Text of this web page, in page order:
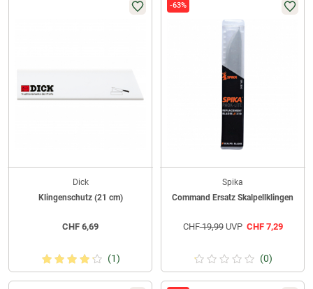
Dick
Klingenschutz (21 cm)
CHF 6,69
(1)
-63%
Spika
Command Ersatz Skalpellklingen
CHF19,99UVP CHF7,29
(0)